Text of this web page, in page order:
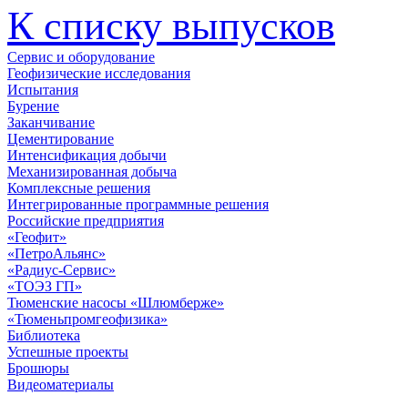
К списку выпусков
Сервис и оборудование
Геофизические исследования
Испытания
Бурение
Заканчивание
Цементирование
Интенсификация добычи
Механизированная добыча
Комплексные решения
Интегрированные программные решения
Российские предприятия
«Геофит»
«ПетроАльянс»
«Радиус-Сервис»
«ТОЭЗ ГП»
Тюменские насосы «Шлюмберже»
«Тюменьпромгеофизика»
Библиотека
Успешные проекты
Брошюры
Видеоматериалы